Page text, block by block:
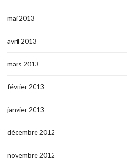
mai 2013
avril 2013
mars 2013
février 2013
janvier 2013
décembre 2012
novembre 2012